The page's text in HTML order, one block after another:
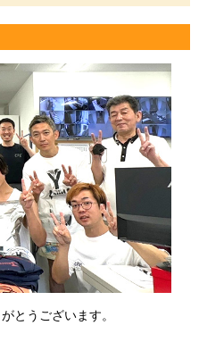
とうございます。